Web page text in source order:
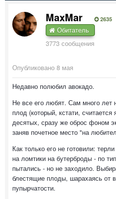
MaxMar 2635
Обитатель
3773 сообщения
Опубликовано 8 мая
Недавно полюбил авокадо.
Не все его любят. Сам много лет
плод (который, кстати,
десятых, сразу же оброс фоном
заняв почетное место "на
Как только его не готовили:
на ломтики на бутерброды - по
пытались - но не заходило.
блестящие плоды, шарахаясь от
пупырчатости.